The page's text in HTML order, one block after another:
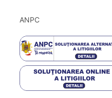
moderne de
ANPC